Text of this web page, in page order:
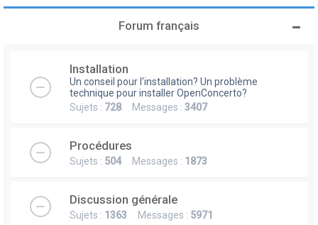
Forum français
Installation
Un conseil pour l'installation? Un problème
technique pour installer OpenConcerto?
Sujets : 728 Messages : 3407
Procédures
Sujets : 504Messages : 1873
Discussion générale
Sujets : 1363 Messages : 5971